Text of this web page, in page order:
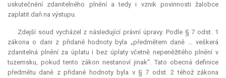
uskutečnění zdanitelného plnění a tedy i vznik povinnosti žalobce
zaplatit daň na výstupu.
Zdejší soud vycházel z následující právní úpravy. Podle § 7 odst. 1
zákona o dani z přidané hodnoty byla „předmětem daně … veškerá
zdanitelná plnění za úplatu i bez úplaty včetně nepeněžitého plnění v
tuzemsku, pokud tento zákon nestanoví jinak“. Tato obecná definice
předmětu daně z přidané hodnoty byla v § 7 odst. 2 téhož zákona